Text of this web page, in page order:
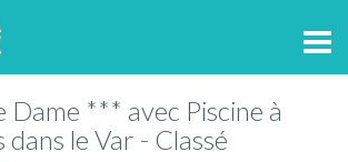
*** avec Piscine à
le Var - Classé